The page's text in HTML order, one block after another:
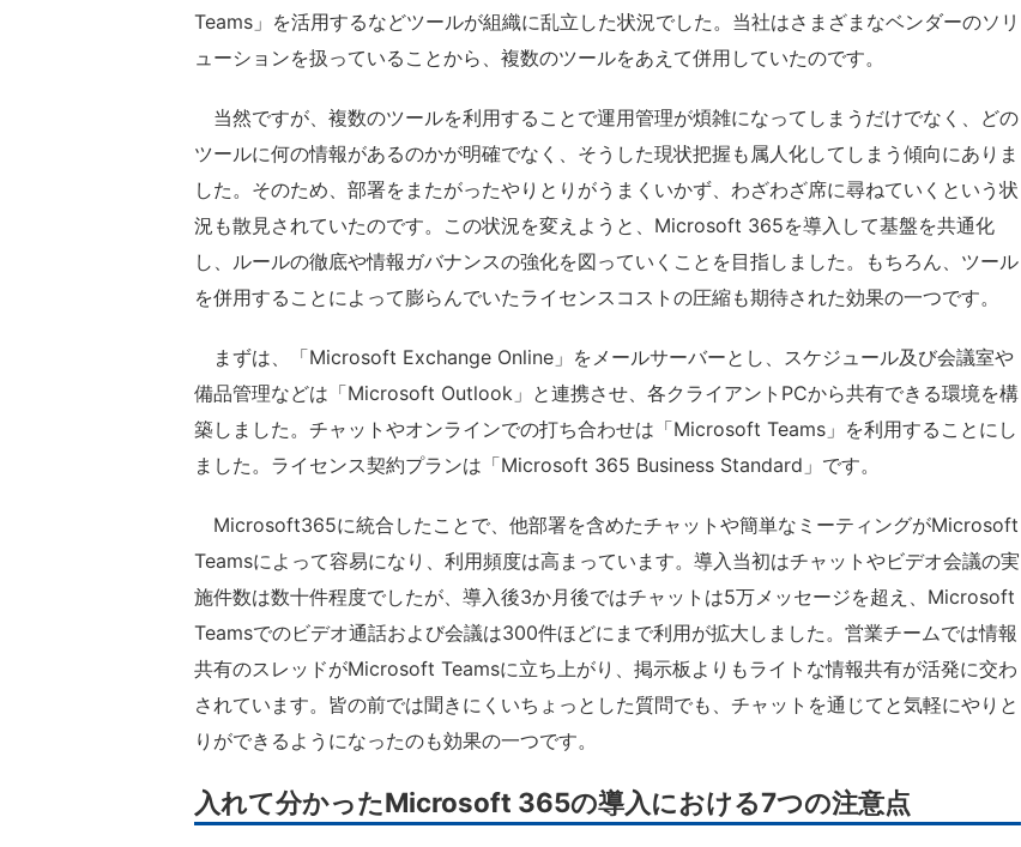
Teams」を活用するなどツールが組織に乱立した状況でした。当社はさまざまなベンダーのソリ
ューションを扱っていることから、複数のツールをあえて併用していたのです。
当然ですが、複数のツールを利用することで運用管理が煩雑になってしまうだけでなく、どの
ツールに何の情報があるのかが明確でなく、そうした現状把握も属人化してしまう傾向にありま
した。そのため、部署をまたがったやりとりがうまくいかず、わざわざ席に尋ねていくという状
況も散見されていたのです。この状況を変えようと、Microsoft 365を導入して基盤を共通化
し、ルールの徹底や情報ガバナンスの強化を図っていくことを目指しました。もちろん、ツール
を併用することによって膨らんでいたライセンスコストの圧縮も期待された効果の一つです。
まずは、「Microsoft Exchange Online」をメールサーバーとし、スケジュール及び会議室や
備品管理などは「Microsoft Outlook」と連携させ、各クライアントPCから共有できる環境を構
築しました。チャットやオンラインでの打ち合わせは「Microsoft Teams」を利用することにし
ました。ライセンス契約プランは「Microsoft 365 Business Standard」です。
Microsoft365に統合したことで、他部署を含めたチャットや簡単なミーティングがMicrosoft
Teamsによって容易になり、利用頻度は高まっています。導入当初はチャットやビデオ会議の実
施件数は数十件程度でしたが、導入後3か月後ではチャットは5万メッセージを超え、Microsoft
Teamsでのビデオ通話および会議は300件ほどにまで利用が拡大しました。営業チームでは情報
共有のスレッドがMicrosoft Teamsに立ち上がり、掲示板よりもライトな情報共有が活発に交わ
されています。皆の前では聞きにくいちょっとした質問でも、チャットを通じてと気軽にやりと
りができるようになったのも効果の一つです。
入れて分かったMicrosoft 365の導入における7つの注意点